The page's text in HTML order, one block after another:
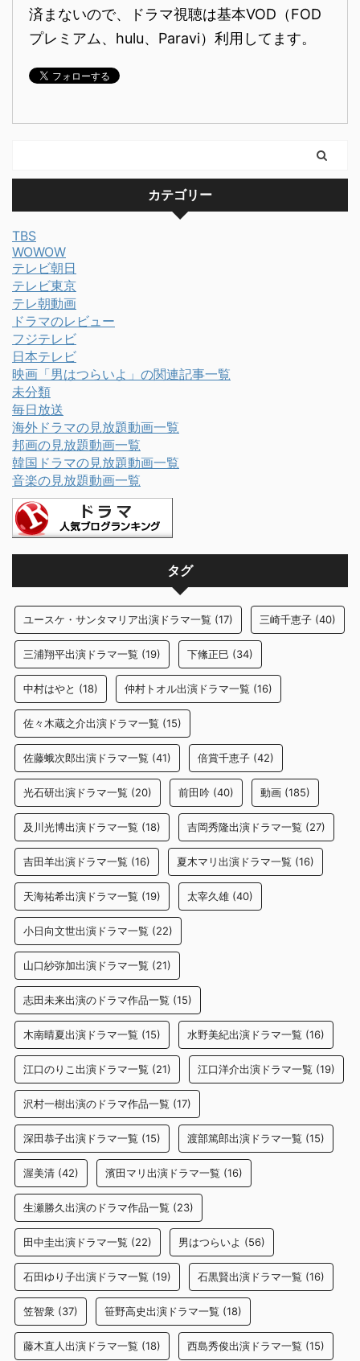
済まないので、ドラマ視聴は基本VOD（FOD
プレミアム、hulu、Paravi）利用してます。
カテゴリー
TBS
WOWOW
テレビ朝日
テレビ東京
テレ朝動画
ドラマのレビュー
フジテレビ
日本テレビ
映画「男はつらいよ」の関連記事一覧
未分類
毎日放送
海外ドラマの見放題動画一覧
邦画の見放題動画一覧
韓国ドラマの見放題動画一覧
音楽の見放題動画一覧
タグ
ユースケ・サンタマリア出演ドラマ一覧 (17) 三崎千恵子 (40)
三浦翔平出演ドラマ一覧 (19) 下絛正巳 (34)
中村はやと (18) 仲村トオル出演ドラマ一覧 (16)
佐々木蔵之介出演ドラマ一覧 (15)
佐藤蛾次郎出演ドラマ一覧 (41) 倍賞千恵子 (42)
光石研出演ドラマ一覧 (20) 前田吟 (40) 動画 (185)
及川光博出演ドラマ一覧 (18) 吉岡秀隆出演ドラマ一覧 (27)
吉田羊出演ドラマ一覧 (16) 夏木マリ出演ドラマ一覧 (16)
天海祐希出演ドラマ一覧 (19) 太宰久雄 (40)
小日向文世出演ドラマ一覧 (22)
山口紗弥加出演ドラマ一覧 (21)
志田未来出演のドラマ作品一覧 (15)
木南晴夏出演ドラマ一覧 (15) 水野美紀出演ドラマ一覧 (16)
江口のりこ出演ドラマ一覧 (21) 江口洋介出演ドラマ一覧 (19)
沢村一樹出演のドラマ作品一覧 (17)
深田恭子出演ドラマ一覧 (15) 渡部篤郎出演ドラマ一覧 (15)
渥美清 (42) 濱田マリ出演ドラマ一覧 (16)
生瀬勝久出演のドラマ作品一覧 (23)
田中圭出演ドラマ一覧 (22) 男はつらいよ (56)
石田ゆり子出演ドラマ一覧 (19) 石黒賢出演ドラマ一覧 (16)
笠智衆 (37) 笹野高史出演ドラマ一覧 (18)
藤木直人出演ドラマ一覧 (18) 西島秀俊出演ドラマ一覧 (15)